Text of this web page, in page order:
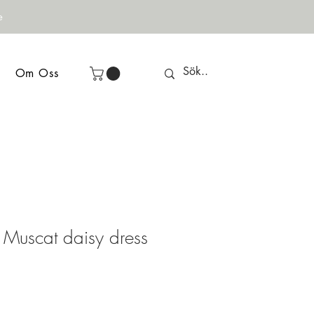
Om Oss
daisy dress